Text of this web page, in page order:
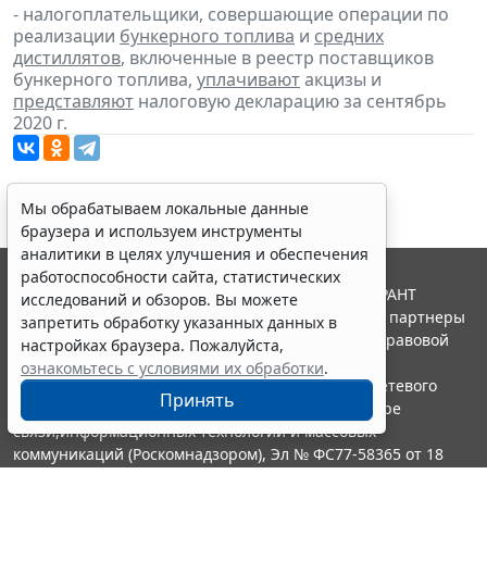
- налогоплательщики, совершающие операции по
реализации бункерного топлива и средних
дистиллятов, включенные в реестр поставщиков
бункерного топлива, уплачиваютакцизы и
представляют налоговую декларацию за сентябрь
2020 г.
Мы обрабатываем локальные данные
браузера и используем инструменты
аналитики в целях улучшения и обеспечения
работоспособности сайта, статистических
исследований и обзоров. Вы можете
запретить обработку указанных данных в
настройках браузера. Пожалуйста,
ознакомьтесь с условиями их обработки.
Принять
© ООО "НПП "ГАРАНТ-СЕРВИС", 2026. Система ГАРАНТ
выпускается с 1990 года. Компания "Гарант" и ее партнеры
являются участниками Российской ассоциации правовой
информации ГАРАНТ.
Портал ГАРАНТ.РУ зарегистрирован в качестве сетевого
издания Федеральной службой по надзору в сфере
связи,информационных технологий и массовых
коммуникаций (Роскомнадзором), Эл № ФС77-58365 от 18